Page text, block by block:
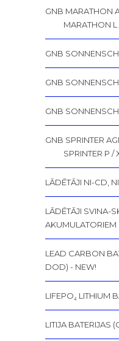
GNB MARATHON
MARATHON
GNB
GNB
GNB
GNB SPRINTER
SPRINTER P /
LĀDĒTĀJI NI-CD,
LĀDĒTĀJI SVINA-
AKUMULATORIEM
LEAD CARBON
DOD) - NEW!
LIFEPO₄ LITHIUM
LITIJA BATERIJAS